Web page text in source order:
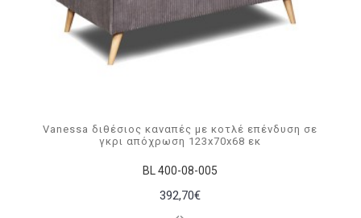
BL 400-08-005
Vanessa διθέσιος καναπές με κοτλέ επένδυση σε
γκρι απόχρωση 123x70x68 εκ
392,70€